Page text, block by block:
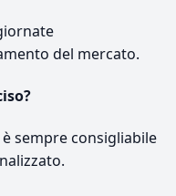
del mercato.
sempre consigliabile